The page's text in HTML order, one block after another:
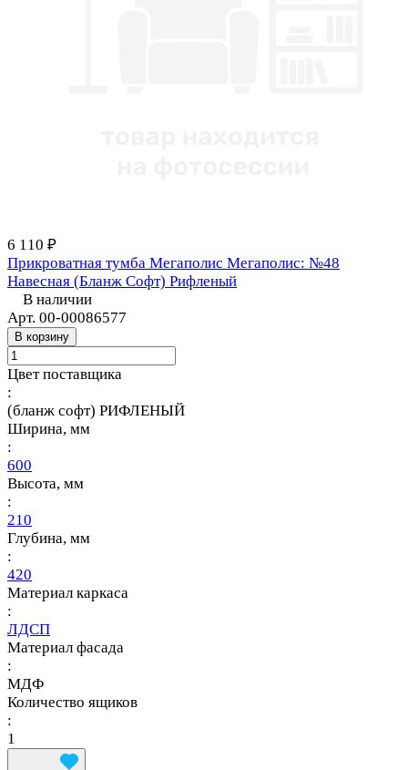
6 110 ₽
Прикроватная тумба Мегаполис Мегаполис: №48
Навесная (Бланж Софт) Рифленый
В наличии
Арт. 00-00086577
В корзину
Цвет поставщика
:
(бланж софт) РИФЛЕНЫЙ
Ширина, мм
:
600
Высота, мм
:
210
Глубина, мм
:
420
Материал каркаса
:
ЛДСП
Материал фасада
:
МДФ
Количество ящиков
:
1